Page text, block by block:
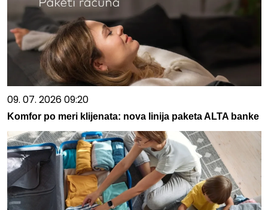
09. 07. 2026 09:20
Komfor po meri klijenata: nova linija paketa ALTA banke